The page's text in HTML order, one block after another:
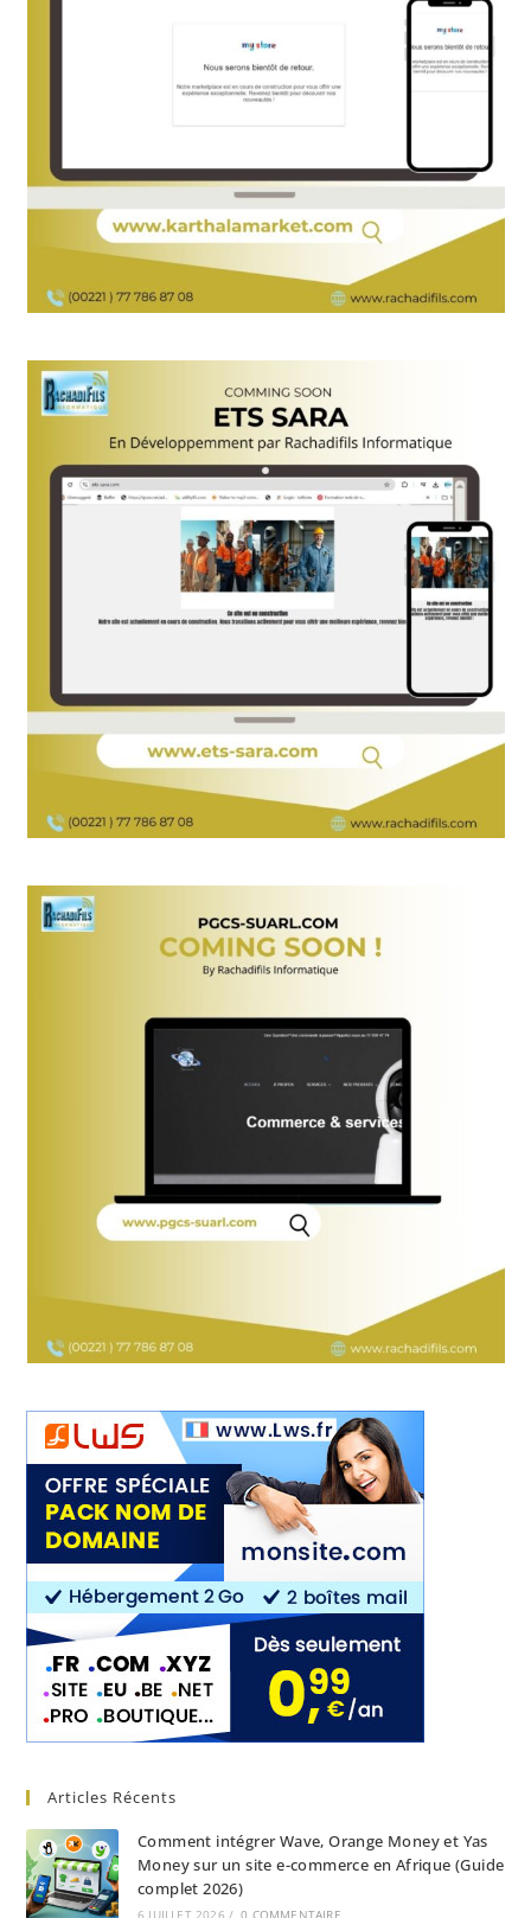
Articles Récents
Comment intégrer Wave, Orange Money et Yas
Money sur un site e-commerce en Afrique (Guide
complet 2026)
6 JUILLET 2026 / 0 COMMENTAIRE